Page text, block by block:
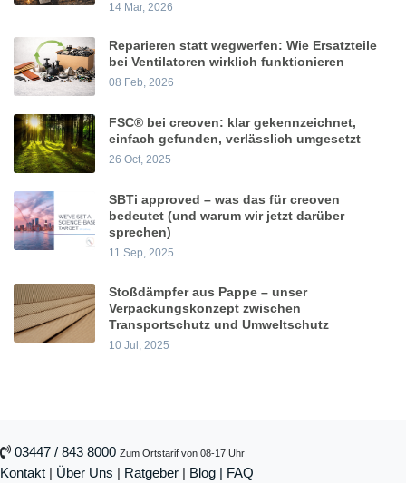
14 Mar, 2026
Reparieren statt wegwerfen: Wie Ersatzteile
bei Ventilatoren wirklich funktionieren
08 Feb, 2026
FSC® bei creoven: klar gekennzeichnet,
einfach gefunden, verlässlich umgesetzt
26 Oct, 2025
SBTi approved – was das für creoven
bedeutet (und warum wir jetzt darüber
sprechen)
11 Sep, 2025
Stoßdämpfer aus Pappe – unser
Verpackungskonzept zwischen
Transportschutz und Umweltschutz
10 Jul, 2025
03447 / 843 8000 Zum Ortstarif von 08-17 Uhr
Kontakt | Über Uns | Ratgeber | Blog | FAQ